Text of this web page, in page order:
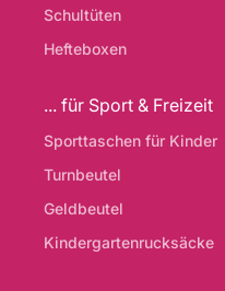
Schultüten
Hefteboxen
... für Sport & Freizeit
Sporttaschen für Kinder
Turnbeutel
Geldbeutel
Kindergartenrucksäcke